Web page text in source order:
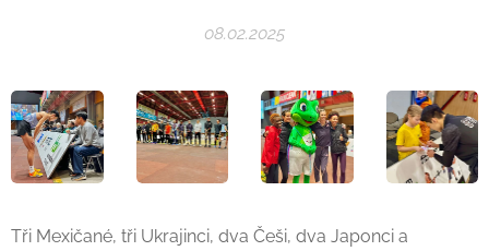
08.02.2025
Tři Mexičané, tři Ukrajinci, dva Češi, dva Japonci a